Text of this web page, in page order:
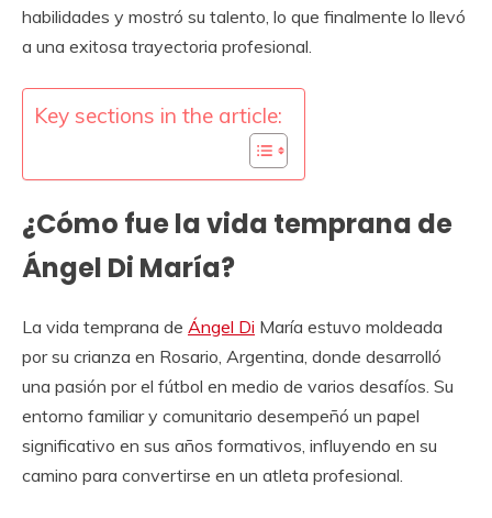
habilidades y mostró su talento, lo que finalmente lo llevó
a una exitosa trayectoria profesional.
Key sections in the article:
¿Cómo fue la vida temprana de
Ángel Di María?
La vida temprana de Ángel Di María estuvo moldeada
por su crianza en Rosario, Argentina, donde desarrolló
una pasión por el fútbol en medio de varios desafíos. Su
entorno familiar y comunitario desempeñó un papel
significativo en sus años formativos, influyendo en su
camino para convertirse en un atleta profesional.